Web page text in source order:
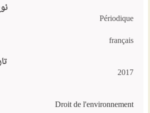
Périodique
français
2017
Droit de l'environnement